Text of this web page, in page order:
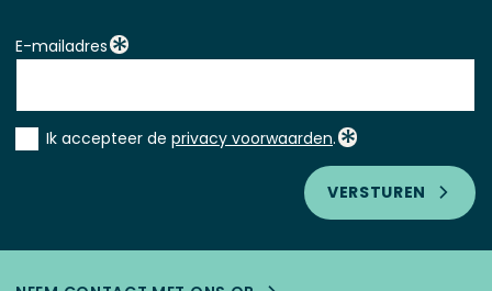
E-mailadres
Instemming
Ik accepteer de privacy voorwaarden.
VERSTUREN